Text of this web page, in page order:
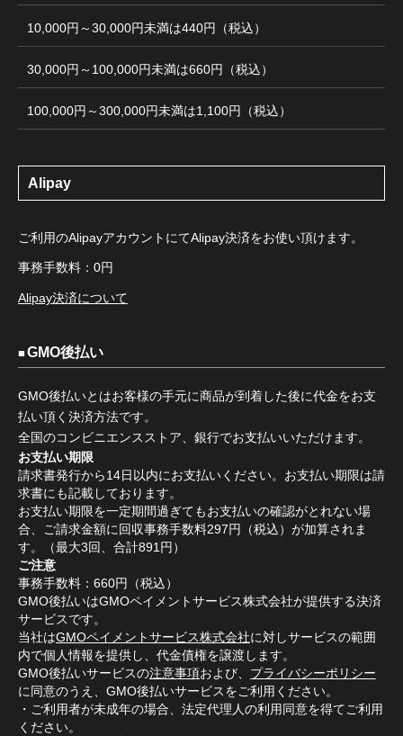
10,000円～30,000円未満は440円（税込）
30,000円～100,000円未満は660円（税込）
100,000円～300,000円未満は1,100円（税込）
Alipay
ご利用のAlipayアカウントにてAlipay決済をお使い頂けます。
事務手数料：0円
Alipay決済について
GMO後払い
GMO後払いとはお客様の手元に商品が到着した後に代金をお支
払い頂く決済方法です。
全国のコンビニエンスストア、銀行でお支払いいただけます。
お支払い期限
請求書発行から14日以内にお支払いください。お支払い期限は請
求書にも記載しております。
お支払い期限を一定期間過ぎてもお支払いの確認がとれない場
合、ご請求金額に回収事務手数料297円（税込）が加算されま
す。（最大3回、合計891円）
ご注意
事務手数料：660円（税込）
GMO後払いはGMOペイメントサービス株式会社が提供する決済
サービスです。
当社はGMOペイメントサービス株式会社に対しサービスの範囲
内で個人情報を提供し、代金債権を譲渡します。
GMO後払いサービスの注意事項および、 プライバシーポリシー
に同意のうえ、GMO後払いサービスをご利用ください。
・ご利用者が未成年の場合、法定代理人の利用同意を得てご利用
ください。